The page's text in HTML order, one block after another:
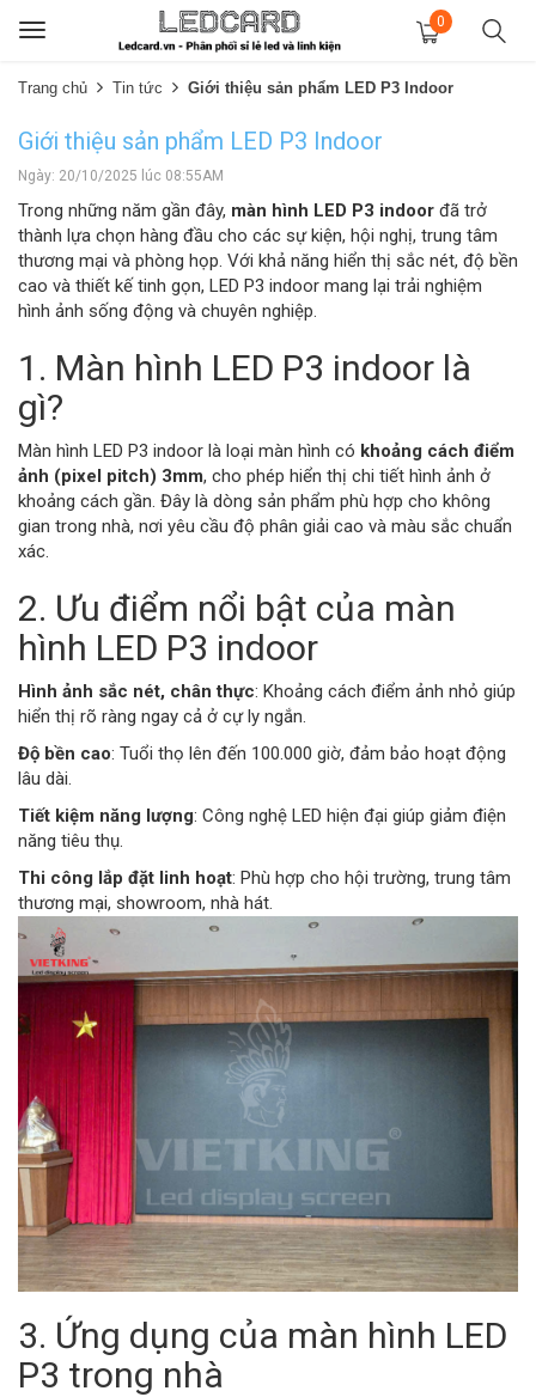
Toggle
0
Trang chủ Tin tức Giới thiệu sản phẩm LED P3 Indoor
Giới thiệu sản phẩm LED P3 Indoor
Ngày: 20/10/2025 lúc 08:55AM
Trong những năm gần đây, màn hình LED P3 indoor đã trở
thành lựa chọn hàng đầu cho các sự kiện, hội nghị, trung tâm
thương mại và phòng họp. Với khả năng hiển thị sắc nét, độ bền
cao và thiết kế tinh gọn, LED P3 indoor mang lại trải nghiệm
hình ảnh sống động và chuyên nghiệp.
1. Màn hình LED P3 indoor là
gì?
Màn hình LED P3 indoor là loại màn hình có khoảng cách điểm
ảnh (pixel pitch) 3mm, cho phép hiển thị chi tiết hình ảnh ở
khoảng cách gần. Đây là dòng sản phẩm phù hợp cho không
gian trong nhà, nơi yêu cầu độ phân giải cao và màu sắc chuẩn
xác.
2. Ưu điểm nổi bật của màn
hình LED P3 indoor
Hình ảnh sắc nét, chân thực: Khoảng cách điểm ảnh nhỏ giúp
hiển thị rõ ràng ngay cả ở cự ly ngắn.
Độ bền cao: Tuổi thọ lên đến 100.000 giờ, đảm bảo hoạt động
lâu dài.
Tiết kiệm năng lượng: Công nghệ LED hiện đại giúp giảm điện
năng tiêu thụ.
Thi công lắp đặt linh hoạt: Phù hợp cho hội trường, trung tâm
thương mại, showroom, nhà hát.
3. Ứng dụng của màn hình LED
P3 trong nhà